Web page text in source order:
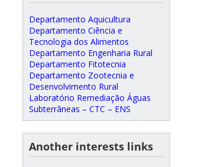
Departamento Aquicultura
Departamento Ciência e
Tecnologia dos Alimentos
Departamento Engenharia Rural
Departamento Fitotecnia
Departamento Zootecnia e
Desenvolvimento Rural
Laboratório Remediação Águas
Subterrâneas – CTC – ENS
Another interests links